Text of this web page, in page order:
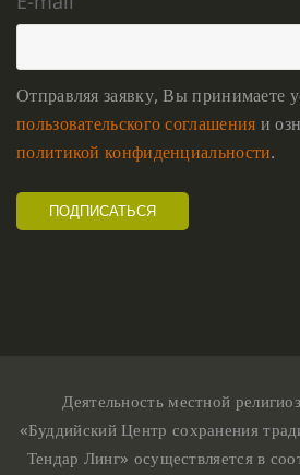
Отправляя заявку, Вы принимаете
пользовательского соглашения и
политикой конфиденциальности.
Деятельность местной
«Буддийский Центр сохранения
Тендар Линг» осуществляется в